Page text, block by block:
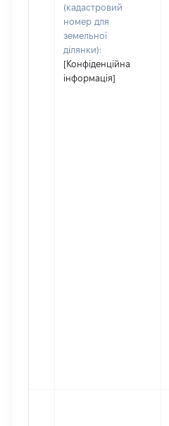
(кадастровий
номер для
земельної
ділянки):
[Конфіденційна
інформація]